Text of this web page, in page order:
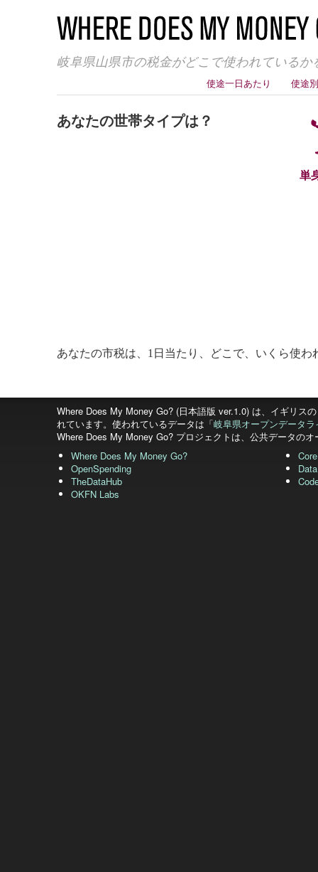
岐阜県山県市の税金がどこで使われているか
使途
使途一日あたり
あなたの世帯タイプは？
単
あなたの市税は、1日当たり、どこで、いくら使
Where Does My Money Go? (日本語版 ver.1.0) は、イギリス
れています。使われているデータは「岐阜県オープンデータ
Where Does My Money Go? プロジェクトは、公共データの
Where Does My Money Go?
OpenSpending
TheDataHub
OKFN Labs